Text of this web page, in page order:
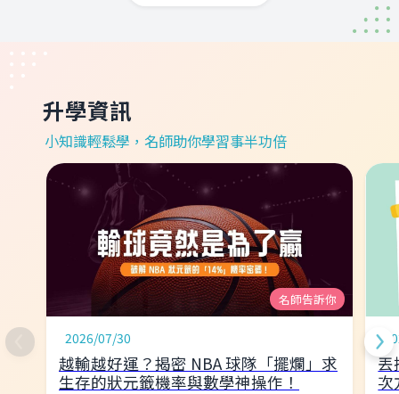
升學資訊
小知識輕鬆學，名師助你學習事半功倍
名師告訴你
2026/07/30
越輸越好運？揭密 NBA 球隊「擺爛」求
生存的狀元籤機率與數學神操作！
丟
次